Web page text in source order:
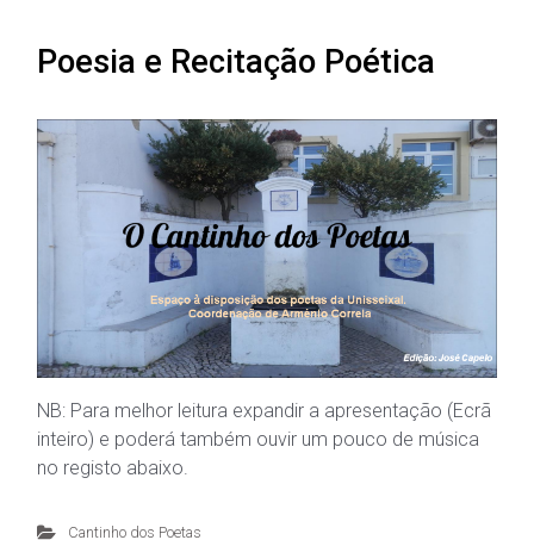
Poesia e Recitação Poética
NB: Para melhor leitura expandir a apresentação (Ecrã
inteiro) e poderá também ouvir um pouco de música
no registo abaixo.
Cantinho dos Poetas